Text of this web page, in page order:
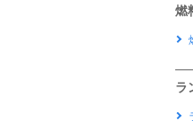
燃
ラ